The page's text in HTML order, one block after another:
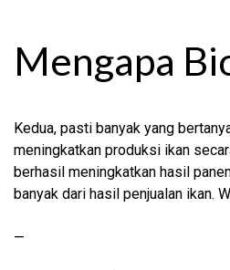
Mengapa
Kedua, pasti banyak yang
meningkatkan produksi ikan
berhasil meningkatkan hasil
banyak dari hasil penjualan ikan.
—